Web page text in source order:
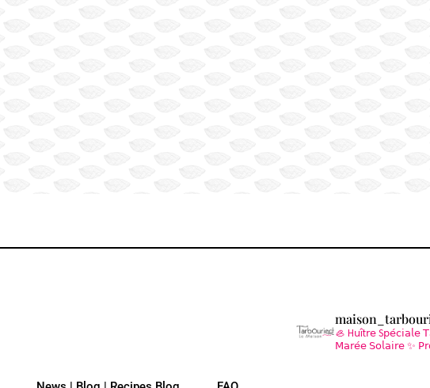
🦪 H𝗎ît𝗋𝖾 S𝗉𝖾́𝖼𝗂𝖺𝗅𝖾
𝖬𝖺𝗋𝖾́𝖾 𝖲𝗈𝗅𝖺𝗂𝗋𝖾✨